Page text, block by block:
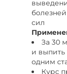
сил
За 30
и выпить
одним
Курс